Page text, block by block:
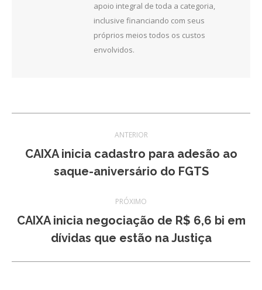
apoio integral de toda a categoria,
inclusive financiando com seus
próprios meios todos os custos
envolvidos.
de
post:
ANTERIOR
Post
anterior:
CAIXA inicia cadastro para adesão ao
saque-aniversário do FGTS
PRÓXIMO
Próximo
post:
CAIXA inicia negociação de R$ 6,6 bi em
dívidas que estão na Justiça